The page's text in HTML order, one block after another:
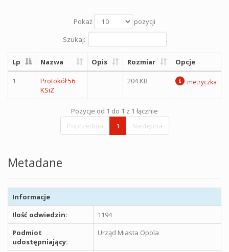
Pokaż
pozycji
Szukaj:
Lp Nazwa Opis Rozmiar Opcje
1
Protokół 56
KSiZ
204 KB metryczka
Pozycje od 1 do 1 z 1 łącznie
Poprzednia
1 Następna
Metadane
Informacje
Ilość odwiedzin:
1194
Podmiot
udostępniający:
Urząd Miasta Opola